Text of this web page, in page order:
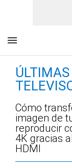
Cómo
imagen de
reproducir
4K gracias
HDMI